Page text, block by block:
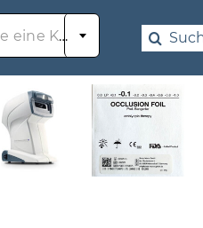
Wählen Sie eine Kategorie
Search